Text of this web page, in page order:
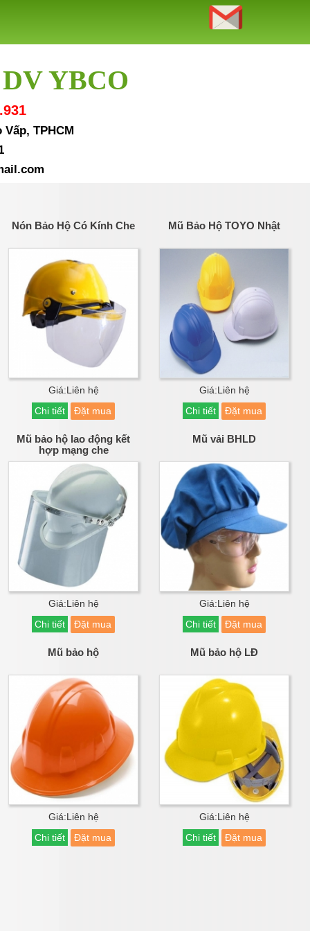
YBCO
TPHCM
Nón Bảo Hộ Có Kính Che
Giá:Liên hệ
Chi tiết
Đặt mua
Mũ Bảo Hộ TOYO Nhật
Giá:Liên hệ
Chi tiết
Đặt mua
Mũ bảo hộ lao động kết
hợp mạng che
Giá:Liên hệ
Chi tiết
Đặt mua
Mũ vải BHLD
Giá:Liên hệ
Chi tiết
Đặt mua
Mũ bảo hộ
Giá:Liên hệ
Chi tiết
Đặt mua
Mũ bảo hộ LĐ
Giá:Liên hệ
Chi tiết
Đặt mua